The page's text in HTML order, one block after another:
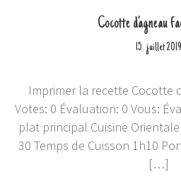
Cocotte d’agneau
15 . juillet2019
Imprimer la recette Cocotte
Votes: 0 Évaluation: 0 Vous:
plat principal Cuisine
30 Temps de Cuisson 1h10
[…]